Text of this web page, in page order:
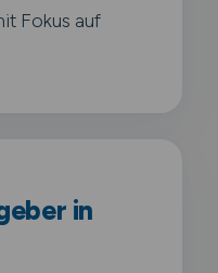
Fokus auf
in